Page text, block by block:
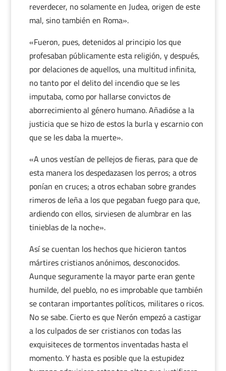
reverdecer, no solamente en Judea, origen de este
mal, sino también en Roma».
«Fueron, pues, detenidos al principio los que
profesaban públicamente esta religión, y después,
por delaciones de aquellos, una multitud infinita,
no tanto por el delito del incendio que se les
imputaba, como por hallarse convictos de
aborrecimiento al género humano. Añadióse a la
justicia que se hizo de estos la burla y escarnio con
que se les daba la muerte».
«A unos vestían de pellejos de fieras, para que de
esta manera los despedazasen los perros; a otros
ponían en cruces; a otros echaban sobre grandes
rimeros de leña a los que pegaban fuego para que,
ardiendo con ellos, sirviesen de alumbrar en las
tinieblas de la noche».
Así se cuentan los hechos que hicieron tantos
mártires cristianos anónimos, desconocidos.
Aunque seguramente la mayor parte eran gente
humilde, del pueblo, no es improbable que también
se contaran importantes políticos, militares o ricos.
No se sabe. Cierto es que Nerón empezó a castigar
a los culpados de ser cristianos con todas las
exquisiteces de tormentos inventadas hasta el
momento. Y hasta es posible que la estupidez